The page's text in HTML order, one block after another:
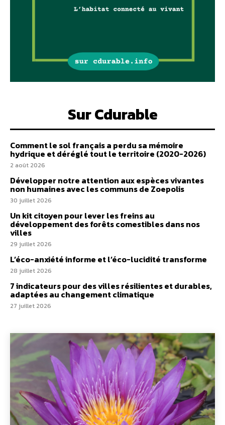
Sur Cdurable
Comment le sol français a perdu sa mémoire
hydrique et déréglé tout le territoire (2020-2026)
2 août 2026
Développer notre attention aux espèces vivantes
non humaines avec les communs de Zoepolis
30 juillet 2026
Un kit citoyen pour lever les freins au
développement des forêts comestibles dans nos
villes
29 juillet 2026
L’éco-anxiété informe et l’éco-lucidité transforme
28 juillet 2026
7 indicateurs pour des villes résilientes et durables,
adaptées au changement climatique
27 juillet 2026